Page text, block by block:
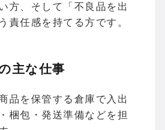
方、そして「不良品を出
責任感を持てる方です。
主な仕事
品を保管する倉庫で入出
梱包・発送準備などを担